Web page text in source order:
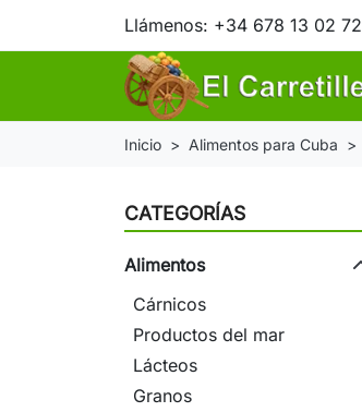
Llámenos: +34 678 13 02 72
Inicio Alimentos para Cuba
CATEGORÍAS
Alimentos
Cárnicos
Productos del mar
Lácteos
Granos